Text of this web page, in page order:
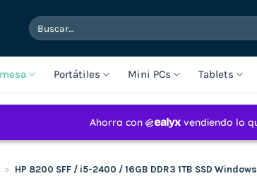
Buscar
por:
Portátiles Mini PCs Tablets
» HP 8200 SFF / i5-2400 / 16GB DDR3 1TB SSD Windows